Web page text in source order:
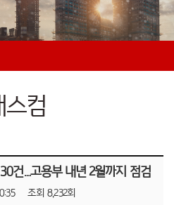
스컴
건…고용부 내년 2월까지 점검
조회 8,232회